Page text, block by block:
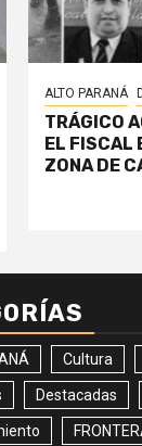
ALTO PARANÁ
TRÁGICO
EL FISCAL
ZONA DE
Cultura
Destacadas